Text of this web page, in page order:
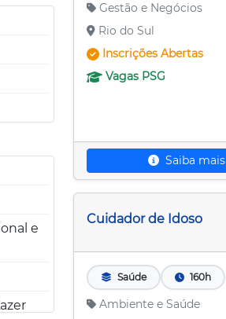
e
Gestão e Negócios
Rio do Sul
Inscrições Abertas
Vagas PSG
Saiba mais
Cuidador de Idoso
Saúde 160h
Ambiente e Saúde